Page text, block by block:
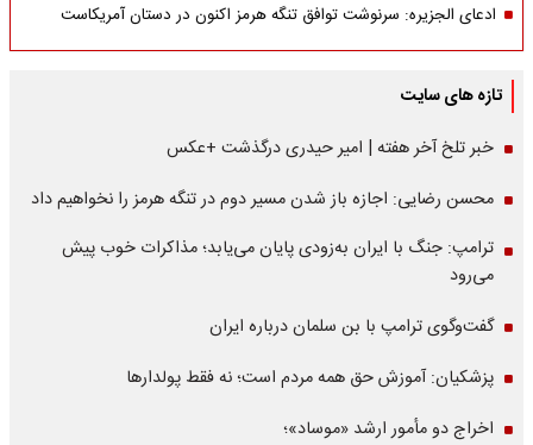
ادعای الجزیره: سرنوشت توافق تنگه هرمز اکنون در دستان آمریکاست
تازه های سایت
خبر تلخ آخر هفته | امیر حیدری درگذشت +عکس
محسن رضایی: اجازه باز شدن مسیر دوم در تنگه هرمز را نخواهیم داد
ترامپ: جنگ با ایران به‌زودی پایان می‌یابد؛ مذاکرات خوب پیش
می‌رود
گفت‌وگوی ترامپ با بن سلمان درباره ایران
پزشکیان: آموزش حق همه مردم است؛ نه فقط پولدارها
اخراج دو مأمور ارشد «موساد»؛